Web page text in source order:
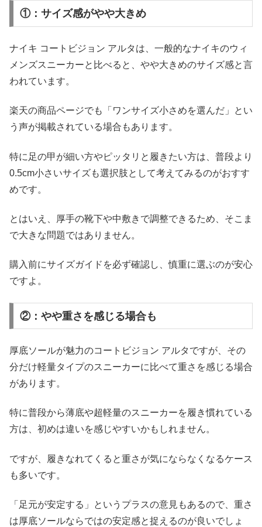
①：サイズ感がやや大きめ
ナイキ コートビジョン アルタは、一般的なナイキのウィ
メンズスニーカーと比べると、やや大きめのサイズ感と言
われています。
楽天の商品ページでも「ワンサイズ小さめを選んだ」とい
う声が掲載されている場合もあります。
特に足の甲が細い方やピッタリと履きたい方は、普段より
0.5cm小さいサイズも選択肢として考えてみるのがおすす
めです。
とはいえ、厚手の靴下や中敷きで調整できるため、そこま
で大きな問題ではありません。
購入前にサイズガイドを必ず確認し、慎重に選ぶのが安心
ですよ。
②：やや重さを感じる場合も
厚底ソールが魅力のコートビジョン アルタですが、その
分だけ軽量タイプのスニーカーに比べて重さを感じる場合
があります。
特に普段から薄底や超軽量のスニーカーを履き慣れている
方は、初めは違いを感じやすいかもしれません。
ですが、履きなれてくると重さが気にならなくなるケース
も多いです。
「足元が安定する」というプラスの意見もあるので、重さ
は厚底ソールならではの安定感と捉えるのが良いでしょ